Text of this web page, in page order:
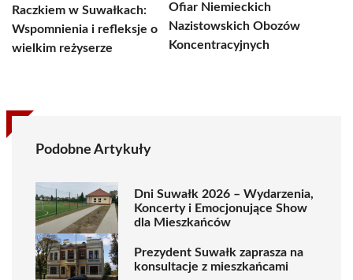
Raczkiem w Suwałkach:
Wspomnienia i refleksje o
wielkim reżyserze
Ofiar Niemieckich
Nazistowskich Obozów
Koncentracyjnych
Podobne Artykuły
Dni Suwałk 2026 – Wydarzenia,
Koncerty i Emocjonujące Show
dla Mieszkańców
Prezydent Suwałk zaprasza na
konsultacje z mieszkańcami